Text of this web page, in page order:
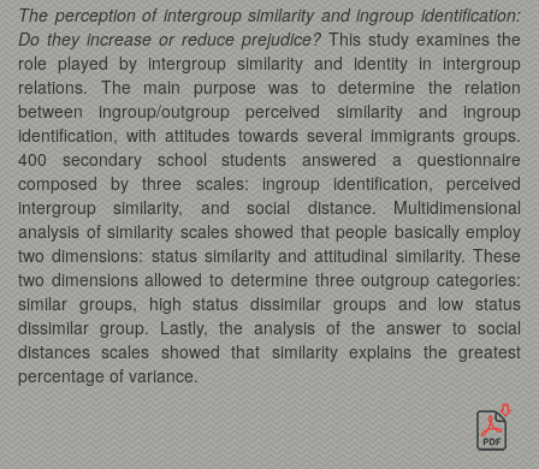
The perception of intergroup similarity and ingroup identification:
Do they increase or reduce prejudice? This study examines the
role played by intergroup similarity and identity in intergroup
relations. The main purpose was to determine the relation
between ingroup/outgroup perceived similarity and ingroup
identification, with attitudes towards several immigrants groups.
400 secondary school students answered a questionnaire
composed by three scales: ingroup identification, perceived
intergroup similarity, and social distance. Multidimensional
analysis of similarity scales showed that people basically employ
two dimensions: status similarity and attitudinal similarity. These
two dimensions allowed to determine three outgroup categories:
similar groups, high status dissimilar groups and low status
dissimilar group. Lastly, the analysis of the answer to social
distances scales showed that similarity explains the greatest
percentage of variance.